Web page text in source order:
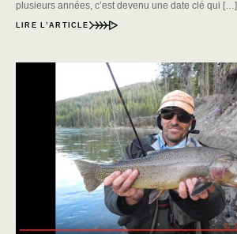
plusieurs années, c’est devenu une date clé qui […]
LIRE L’ARTICLE